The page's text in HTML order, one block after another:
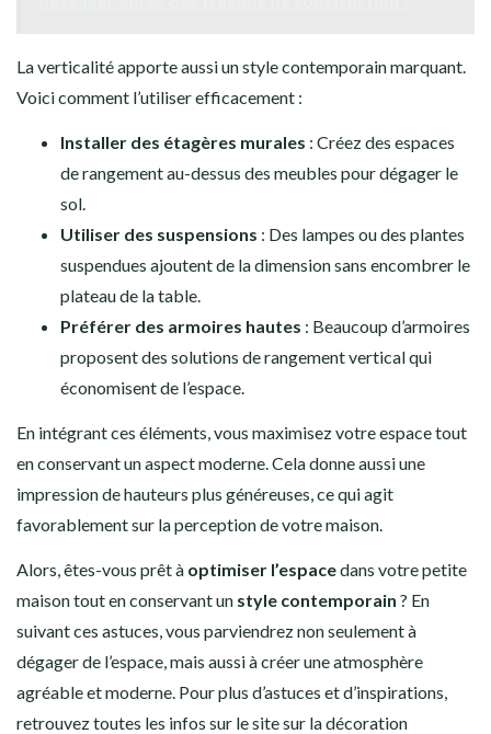
La verticalité apporte aussi un style contemporain marquant.
Voici comment l’utiliser efficacement :
Installer des étagères murales : Créez des espaces
de rangement au-dessus des meubles pour dégager le
sol.
Utiliser des suspensions : Des lampes ou des plantes
suspendues ajoutent de la dimension sans encombrer le
plateau de la table.
Préférer des armoires hautes : Beaucoup d’armoires
proposent des solutions de rangement vertical qui
économisent de l’espace.
En intégrant ces éléments, vous maximisez votre espace tout
en conservant un aspect moderne. Cela donne aussi une
impression de hauteurs plus généreuses, ce qui agit
favorablement sur la perception de votre maison.
Alors, êtes-vous prêt à optimiser l’espacedans votre petite
maison tout en conservant un style contemporain ? En
suivant ces astuces, vous parviendrez non seulement à
dégager de l’espace, mais aussi à créer une atmosphère
agréable et moderne. Pour plus d’astuces et d’inspirations,
retrouvez toutes les infos sur le sitesur la décoration